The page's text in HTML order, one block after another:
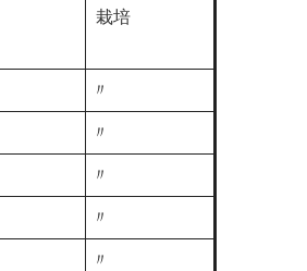
栽培
〃
〃
〃
〃
〃